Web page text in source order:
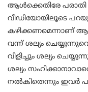
ആൾക്കെതിരേ
വീഡിയോയിലൂടെ
കഴിക്കണമെന്നാണ്
വന്ന് ശല്യം
വിളിച്ചും ശല്യം
ശല്യം
നൽകിതെന്നും ഇവർ